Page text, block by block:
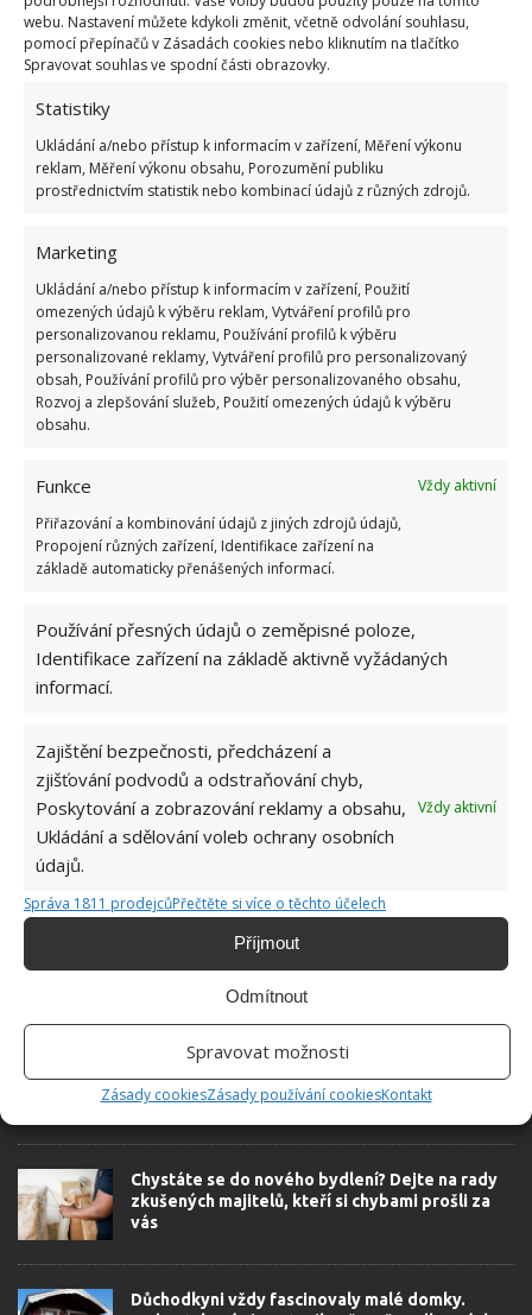
webu. Nastavení můžete kdykoli změnit, včetně odvolání souhlasu,
pomocí přepínačů v Zásadách cookies nebo kliknutím na tlačítko
Spravovat souhlas ve spodní části obrazovky.
Statistiky
Ukládání a/nebo přístup k informacím v zařízení, Měření výkonu
reklam, Měření výkonu obsahu, Porozumění publiku
prostřednictvím statistik nebo kombinací údajů z různých zdrojů.
Marketing
Ukládání a/nebo přístup k informacím v zařízení, Použití
omezených údajů k výběru reklam, Vytváření profilů pro
personalizovanou reklamu, Používání profilů k výběru
personalizované reklamy, Vytváření profilů pro personalizovaný
obsah, Používání profilů pro výběr personalizovaného obsahu,
Rozvoj a zlepšování služeb, Použití omezených údajů k výběru
obsahu.
Funkce
Vždy aktivní
Přiřazování a kombinování údajů z jiných zdrojů údajů,
Propojení různých zařízení, Identifikace zařízení na
základě automaticky přenášených informací.
Používání přesných údajů o zeměpisné poloze,
Identifikace zařízení na základě aktivně vyžádaných
informací.
Zajištění bezpečnosti, předcházení a
zjišťování podvodů a odstraňování chyb,
Poskytování a zobrazování reklamy a obsahu,
Ukládání a sdělování voleb ochrany osobních
údajů.
Vždy aktivní
Správa 1811 prodejcůPřečtěte si více o těchto účelech
Příjmout
Odmítnout
Spravovat možnosti
Zásady cookiesZásady používání cookiesKontakt
PROSKLENÍ
Přidejte svůj názor
univerzity, který je již od malička
velkým kutilem. V podstatě vše, co je
možné najít v j... [Více o autorovi]
Autobus přestavěný v dvoupatrový pojízdný
dům nabízí 3 malé dětské pokojíky. Své místo
má i kočka
Chystáte se do nového bydlení? Dejte na rady
zkušených majitelů, kteří si chybami prošli za
vás
Důchodkyni vždy fascinovaly malé domky.